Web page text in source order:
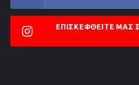
ΕΠΙΣΚΕΦΘΕΊΤΕ ΜΑΣ